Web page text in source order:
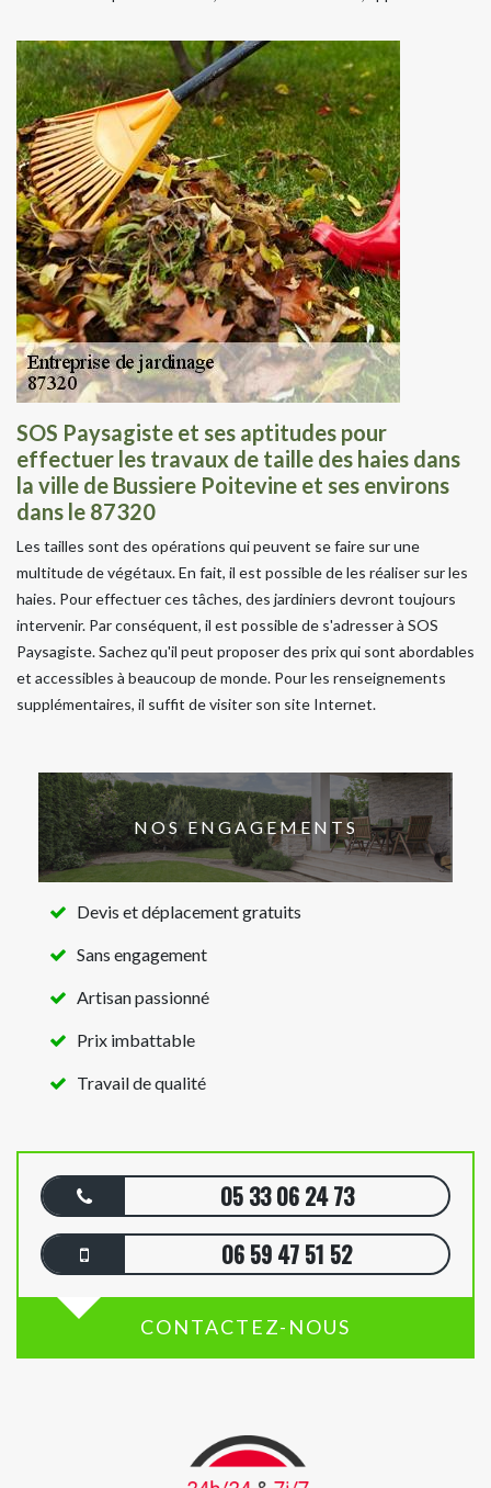
SOS Paysagiste et ses aptitudes pour
effectuer les travaux de taille des haies dans
la ville de Bussiere Poitevine et ses environs
dans le 87320
Les tailles sont des opérations qui peuvent se faire sur une
multitude de végétaux. En fait, il est possible de les réaliser sur les
haies. Pour effectuer ces tâches, des jardiniers devront toujours
intervenir. Par conséquent, il est possible de s'adresser à SOS
Paysagiste. Sachez qu'il peut proposer des prix qui sont abordables
et accessibles à beaucoup de monde. Pour les renseignements
supplémentaires, il suffit de visiter son site Internet.
NOS ENGAGEMENTS
Devis et déplacement gratuits
Sans engagement
Artisan passionné
Prix imbattable
Travail de qualité
05 33 06 24 73
06 59 47 51 52
CONTACTEZ-NOUS